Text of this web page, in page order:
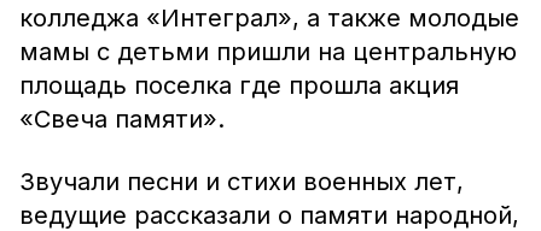
колледжа «Интеграл», а также молодые
мамы с детьми пришли на центральную
площадь поселка где прошла акция
«Свеча памяти».
Звучали песни и стихи военных лет,
ведущие рассказали о памяти народной,